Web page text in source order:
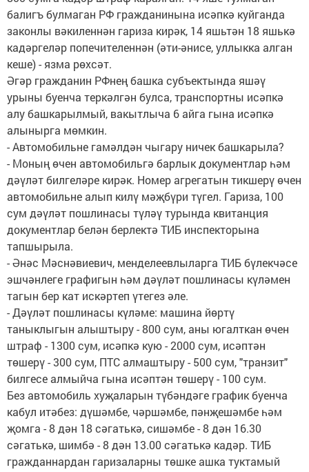
балигъ булмаган РФ гражданинына исәпкә куйганда
законлы вәкиленнән гариза кирәк, 14 яшьтән 18 яшькә
кадәргеләр попечителеннән (әти-әнисе, уллыкка алган
кеше) - язма рөхсәт.
Әгәр гражданин РФнең башка субъектында яшәү
урыны буенча теркәлгән булса, транспортны исәпкә
алу башкарылмый, вакытлыча 6 айга гына исәпкә
алынырга мөмкин.
- Автомобильне гамәлдән чыгару ничек башкарыла?
- Моның өчен автомобильгә барлык документлар һәм
дәүләт билгеләре кирәк. Номер агрегатын тикшерү өчен
автомобильне алып килү мәҗбүри түгел. Гариза, 100
сум дәүләт пошлинасы түләү турында квитанция
документлар белән берлектә ТИБ инспекторына
тапшырыла.
- Әнәс Мәснәвиевич, менделеевлыларга ТИБ бүлекчәсе
эшчәнлеге графигын һәм дәүләт пошлинасы күләмен
тагын бер кат искәртеп үтегез әле.
- Дәүләт пошлинасы күләме: машина йөртү
таныклыгын алыштыру - 800 сум, аны югалткан өчен
штраф - 1300 сум, исәпкә кую - 2000 сум, исәптән
төшерү - 300 сум, ПТС алмаштыру - 500 сум, "транзит"
билгесе алмыйча гына исәптән төшерү - 100 сум.
Без автомобиль хуҗаларын түбәндәге график буенча
кабул итәбез: дүшәмбе, чәршәмбе, пәнҗешәмбе һәм
җомга - 8 дән 18 сәгатькә, сишәмбе - 8 дән 16.30
сәгатькә, шимбә - 8 дән 13.00 сәгатькә кадәр. ТИБ
гражданнардан гаризаларны төшке ашка туктамый